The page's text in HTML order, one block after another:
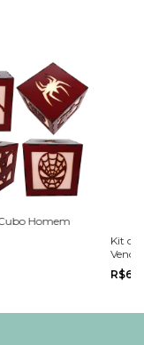
Homem
Kit
com